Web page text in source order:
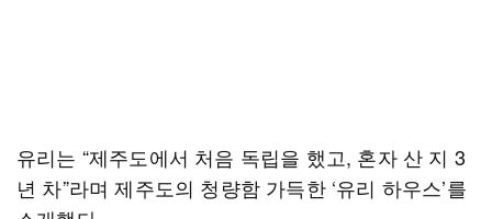
유리는 “제주도에서 처음 독립을 했고, 혼자 산 지 3
년 차”라며 제주도의 청량함 가득한 ‘유리 하우스’를